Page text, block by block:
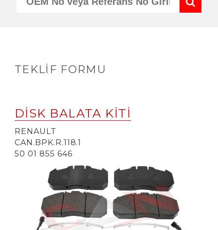
TEKLIF FORMU
DİSK BALATA KİTİ
RENAULT
CAN.BPK.R.118.1
50 01 855 646